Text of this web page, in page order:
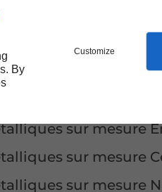
By
Customize
menuiseries
menuiseries
menuiseries
menuiseries
sur mesure
sur mesure
sur mesure